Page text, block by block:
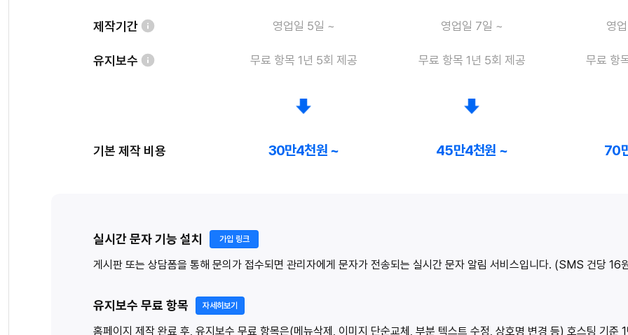
제작기간 영업일 5일 ~ 영업일 7일 ~ 영
유지보수 무료 항목 1년 5회 제공 무료 항목 1년 5회 제공 무료 항
기본 제작 비용 30만4천원 ~ 45만4천원 ~ 70
실시간 문자 기능 설치 가입 링크
게시판 또는 상담폼을 통해 문의가 접수되면 관리자에게 문자가 전송되는 실시간 문자 알림 서비스입니다. (SMS 건당
유지보수 무료 항목 자세히보기
홈페이지 제작 완료 후, 유지보수 무료 항목은(메뉴삭제, 이미지 단순교체, 부분 텍스트 수정, 상호명 변경 등) 호스팅 기준